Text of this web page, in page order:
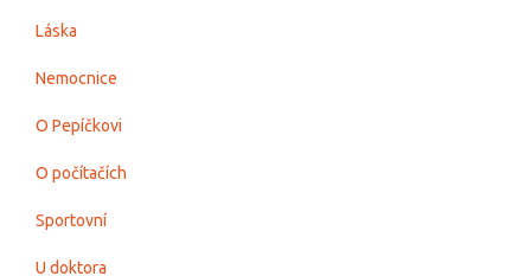
Láska
Nemocnice
O Pepíčkovi
O počítačích
Sportovní
U doktora